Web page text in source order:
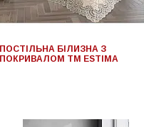
ПОСТІЛЬНА БІЛИЗНА З
ПОКРИВАЛОМ TM ESTIMA